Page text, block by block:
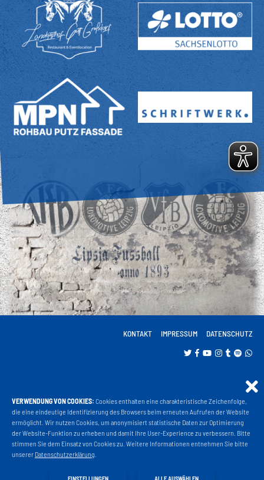
KONTAKT IMPRESSUM DATENSCHUTZ
Projekt Liga 3
Fanshop
VERWENDUNG VON COOKIES: Cookies enthalten eine charakteristische Zeichenfolge,
die eine eindeutige Identifizierung des Browsers beim erneuten Aufrufen der Website
ermöglicht. Wir nutzen Cookies, um anonymisiert statistische Daten zur Optimierung
der Website-Funktion zu erheben und damit Ihre User-Experience zu verbessern. Bitte
stimmen Sie dem Einsatz von Cookies zu. Weitere Informationen entnehmen Sie bitte
unserer Datenschutzerklärung